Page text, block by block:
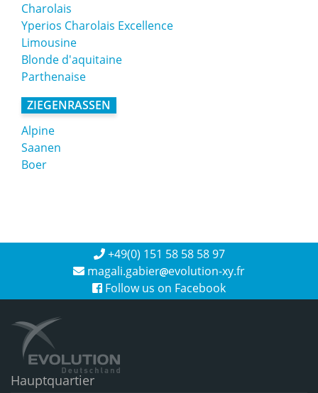
Charolais
Yperios Charolais Excellence
Limousine
Blonde d'aquitaine
Parthenaise
ZIEGENRASSEN
Alpine
Saanen
Boer
+49(0) 151 58 58 58 97
magali.gabier evolution-xy.fr
Follow us on Facebook
Hauptquartier